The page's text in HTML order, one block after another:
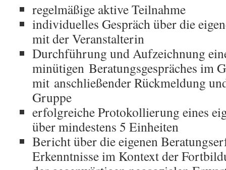
regelmäßige aktive Teilnahme
individuelles Gespräch über die
mit der Veranstalterin
Durchführung und Aufzeichnung
minütigen Beratungsgespräches im
mit anschließender Rückmeldung
Gruppe
erfolgreiche Protokollierung eines
über mindestens 5 Einheiten
Bericht über die eigenen
Erkenntnisse im Kontext der